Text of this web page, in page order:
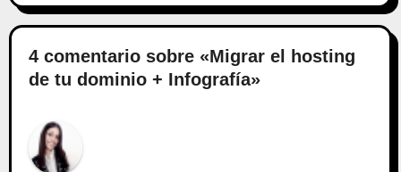
4 comentario sobre «Migrar el hosting
de tu dominio + Infografía»